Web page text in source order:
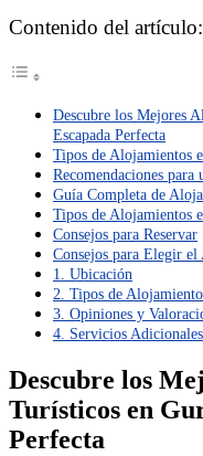
Contenido del artículo:
Descubre los Mejores
Escapada Perfecta
Tipos de Alojamientos
Recomendaciones para
Guía Completa de
Tipos de Alojamientos
Consejos para Reservar
Consejos para Elegir
1. Ubicación
2. Tipos de Alojamiento
3. Opiniones y
4. Servicios Adicionales
Descubre los
Turísticos en
Perfecta